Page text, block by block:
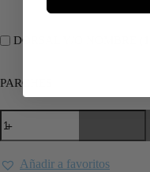
DORSAL Y/O NOMBRE (
PARCHES
Añadir a favoritos